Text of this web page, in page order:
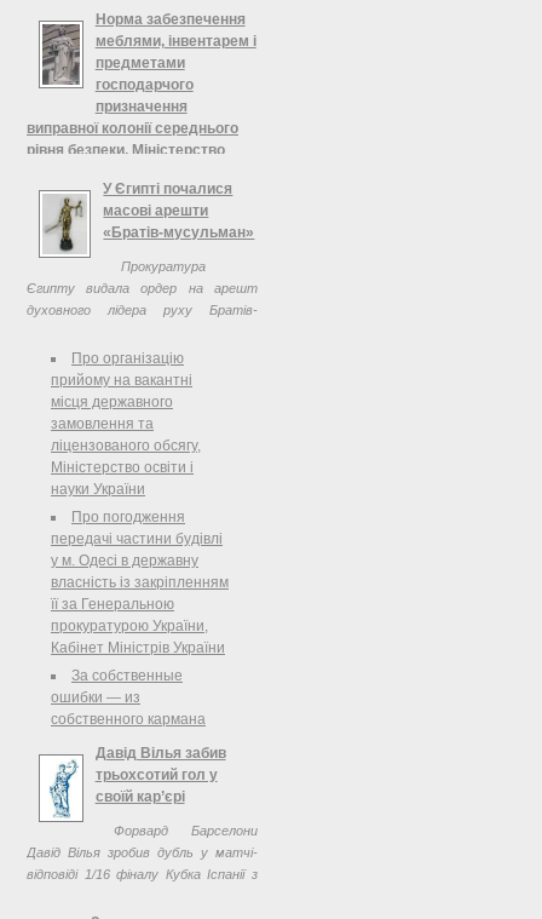
Норма забезпечення
меблями, інвентарем і
предметами
господарчого
призначення
виправної колонії середнього
рівня безпеки, Міністерство
ЗАТВЕРДЖЕНО Наказ
Міністерства юстиції України
27.07.2012 № 1118/5 ( z1274-12 )
Зареєстровано в Міністерстві
юстиції України 30 липня 2012 р. за
№ 1279/21591
У Єгипті почалися
масові арешти
«Братів-мусульман»
Прокуратура
Єгипту видала ордер на арешт
духовного лідера руху Братів-
звинувачують у підбурюванні до
кровопролиття через інцидент, що
стався 8 липня: внаслідок сутички
Про організацію
прийому на вакантні
місця державного
замовлення та
ліцензованого обсягу,
Міністерство освіти і
науки України
Про погодження
передачі частини будівлі
у м. Одесі в державну
власність із закріпленням
її за Генеральною
прокуратурою України,
Кабінет Міністрів України
За собственные
ошибки — из
собственного кармана
Давід Вілья забив
трьохсотий гол у
своїй кар’єрі
Форвард Барселони
Давід Вілья зробив дубль у матчі-
відповіді 1/16 фіналу Кубка Іспанії з